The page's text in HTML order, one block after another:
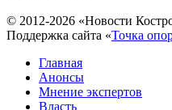
© 2012-2026 «Новости
Поддержка сайта «Точка
Главная
Анонсы
Мнение экспертов
Власть